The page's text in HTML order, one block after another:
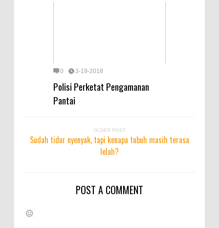
0 3-19-2018
Polisi Perketat Pengamanan
Pantai
OLDER POST
Sudah tidur nyenyak, tapi kenapa tubuh masih terasa
lelah?
POST A COMMENT